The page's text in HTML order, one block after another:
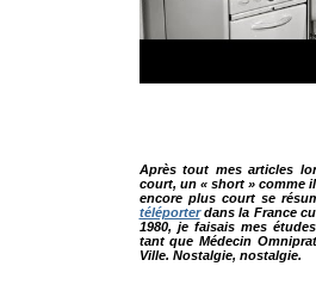
Après tout mes articles
court, un « short » comme
encore plus court se
téléporterdans la France
1980, je faisais mes
tant que Médecin
Ville. Nostalgie, nostalgie.